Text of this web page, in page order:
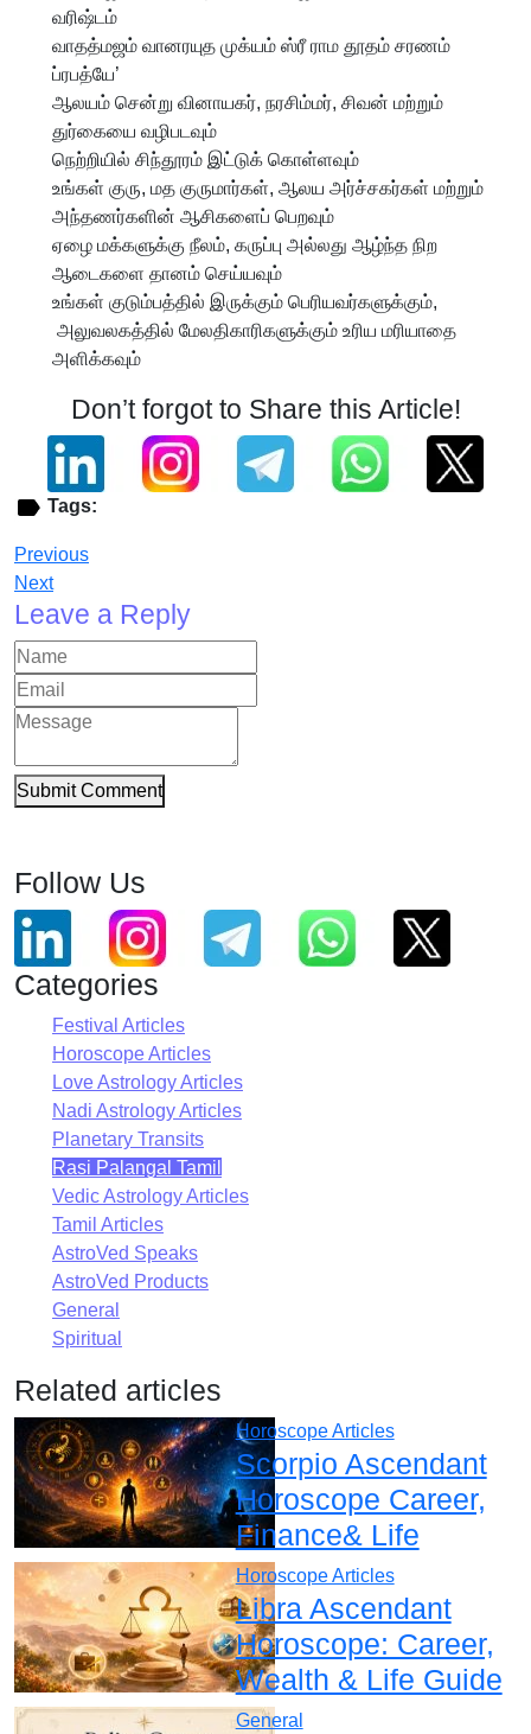
வரிஷ்டம்
வாதத்மஜம் வானரயுத முக்யம் ஸ்ரீ ராம தூதம் சரணம்
ப்ரபத்யே’
ஆலயம் சென்று வினாயகர், நரசிம்மர், சிவன் மற்றும்
துர்கையை வழிபடவும்
நெற்றியில் சிந்தூரம் இட்டுக் கொள்ளவும்
உங்கள் குரு, மத குருமார்கள், ஆலய அர்ச்சகர்கள் மற்றும்
அந்தணர்களின் ஆசிகளைப் பெறவும்
ஏழை மக்களுக்கு நீலம், கருப்பு அல்லது ஆழ்ந்த நிற
ஆடைகளை தானம் செய்யவும்
உங்கள் குடும்பத்தில் இருக்கும் பெரியவர்களுக்கும்,
அலுவலகத்தில் மேலதிகாரிகளுக்கும் உரிய மரியாதை
அளிக்கவும்
Don’t forgot to Share this Article!
Tags:
Previous
Next
Leave a Reply
Submit Comment
Follow Us
Categories
Festival Articles
Horoscope Articles
Love Astrology Articles
Nadi Astrology Articles
Planetary Transits
Rasi Palangal Tamil
Vedic Astrology Articles
Tamil Articles
AstroVed Speaks
AstroVed Products
General
Spiritual
Related articles
Horoscope Articles
Scorpio Ascendant
Horoscope Career,
Finance& Life
Horoscope Articles
Libra Ascendant
Horoscope: Career,
Wealth & Life Guide
General